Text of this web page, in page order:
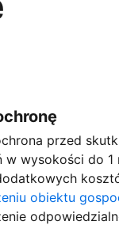
przed
w wysokości do 1
obiektu